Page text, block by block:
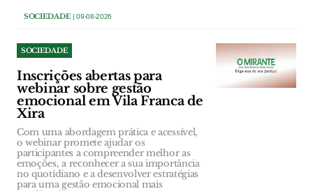
SOCIEDADE| 09-08-2026
SOCIEDADE
Inscrições abertas para
webinar sobre gestão
emocional em Vila Franca de
Xira
Com uma abordagem prática e acessível,
o webinar promete ajudar os
participantes a compreender melhor as
emoções, a reconhecer a sua importância
no quotidiano e a desenvolver estratégias
para uma gestão emocional mais